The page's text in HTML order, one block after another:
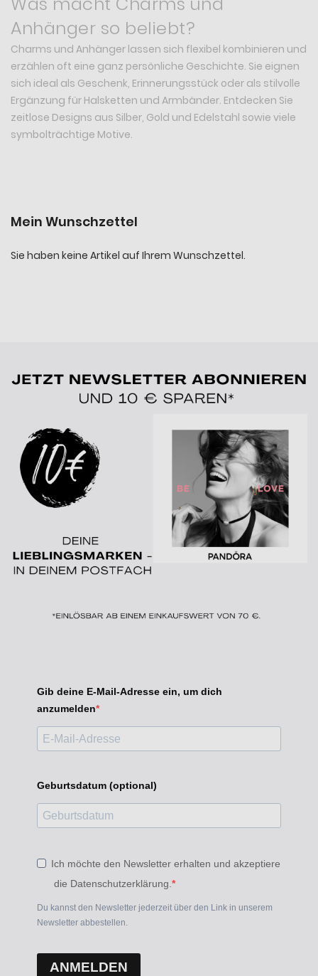
Anhänger so beliebt?
Charms und Anhänger lassen sich flexibel kombinieren und
erzählen oft eine ganz persönliche Geschichte. Sie eignen
sich ideal als Geschenk, Erinnerungsstück oder als stilvolle
Ergänzung für Halsketten und Armbänder. Entdecken Sie
zeitlose Designs aus Silber, Gold und Edelstahl sowie viele
symbolträchtige Motive.
Mein Wunschzettel
Sie haben keine Artikel auf Ihrem Wunschzettel.
Gib deine E-Mail-Adresse ein, um dich
anzumelden
Geburtsdatum (optional)
Ich möchte den Newsletter erhalten und akzeptiere
die Datenschutzerklärung.
Du kannst den Newsletter jederzeit über den Link in unserem
Newsletter abbestellen.
ANMELDEN